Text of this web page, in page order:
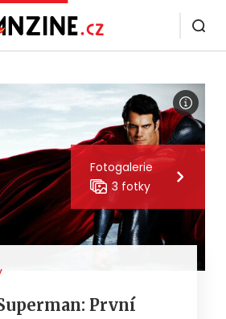
Fotogalerie
3 fotky
První